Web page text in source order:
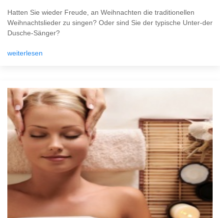
Hatten Sie wieder Freude, an Weihnachten die traditionellen
Weihnachtslieder zu singen? Oder sind Sie der typische Unter-der
Dusche-Sänger?
weiterlesen